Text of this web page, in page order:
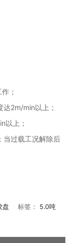
；
2m/min以上；
以上；
当过载工况解除后
盘 标签： 5.0吨